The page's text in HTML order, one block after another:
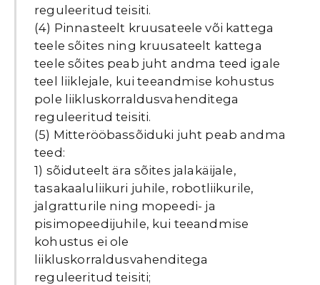
reguleeritud teisiti.
(4) Pinnasteelt kruusateele või kattega
teele sõites ning kruusateelt kattega
teele sõites peab juht andma teed igale
teel liiklejale, kui teeandmise kohustus
pole liikluskorraldusvahenditega
reguleeritud teisiti.
(5) Mitterööbassõiduki juht peab andma
teed:
1) sõiduteelt ära sõites jalakäijale,
tasakaaluliikuri juhile, robotliikurile,
jalgratturile ning mopeedi- ja
pisimopeedijuhile, kui teeandmise
kohustus ei ole
liikluskorraldusvahenditega
reguleeritud teisiti;